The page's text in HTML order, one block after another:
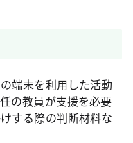
端末を利用した活動
の教員が支援を必要
する際の判断材料な